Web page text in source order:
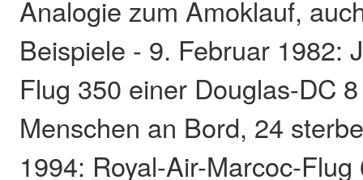
Analogie zum Amoklauf,
Beispiele - 9. Februar 1982:
Flug 350 einer Douglas-DC
Menschen an Bord, 24
1994: Royal-Air-Marcoc-